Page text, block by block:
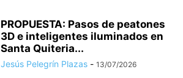
PROPUESTA: Pasos de peatones
3D e inteligentes iluminados en
Santa Quiteria...
Jesús Pelegrín Plazas - 13/07/2026